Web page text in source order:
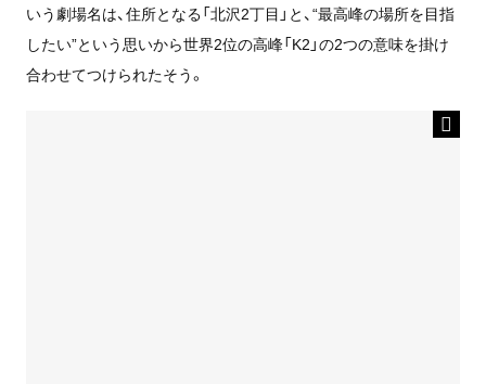
いう劇場名は、住所となる「北沢2丁目」と、“最高峰の場所を目指
したい”という思いから世界2位の高峰「K2」の2つの意味を掛け
合わせてつけられたそう。